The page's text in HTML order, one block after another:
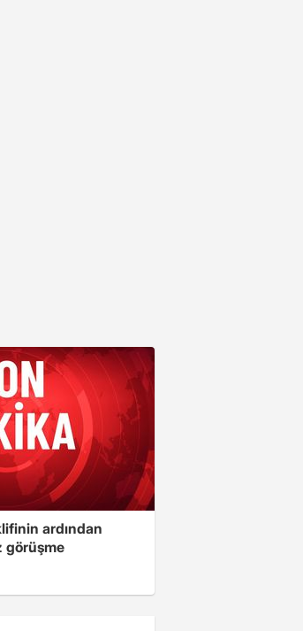
ardından
görüşme